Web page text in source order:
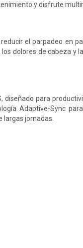
y disfrute
el parpadeo en
dolores de cabeza y
diseñado para
Adaptive-Sync
largas jornadas.